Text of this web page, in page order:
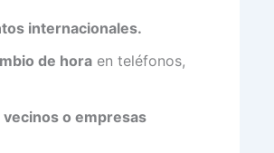
internacionales.
de hora en teléfonos,
o empresas